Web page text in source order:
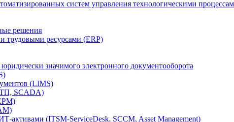
систем управления технологическими
решения
трудовыми ресурсами (ERP)
значимого электронного документооборота
(LIMS)
ТП, SCADA)
активами (ITSM-ServiceDesk, SCCM, Asset Management)